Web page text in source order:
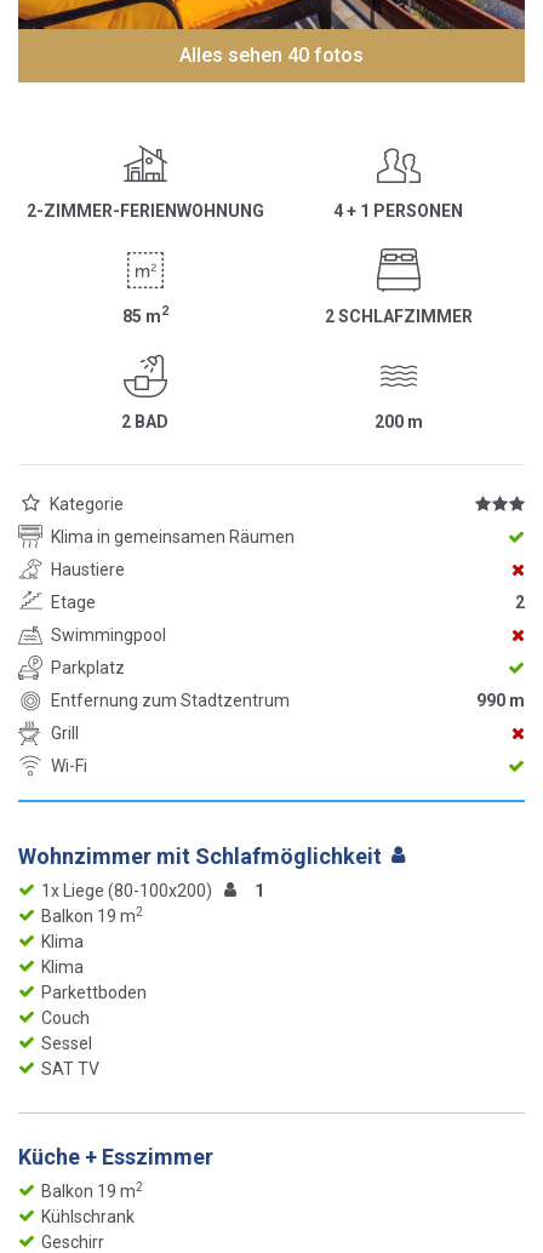
Alles sehen 40 fotos
2-ZIMMER-FERIENWOHNUNG 4 + 1 PERSONEN
85 m2 2 SCHLAFZIMMER
2 BAD 200 m
Kategorie
Klima in gemeinsamen Räumen
Haustiere
Etage
2
Swimmingpool
Parkplatz
Entfernung zum Stadtzentrum
990 m
Grill
Wi-Fi
Wohnzimmer mit Schlafmöglichkeit
1x Liege (80-100x200)
1
Balkon 19 m2
Klima
Klima
Parkettboden
Couch
Sessel
SAT TV
Küche + Esszimmer
Balkon 19 m2
Kühlschrank
Geschirr